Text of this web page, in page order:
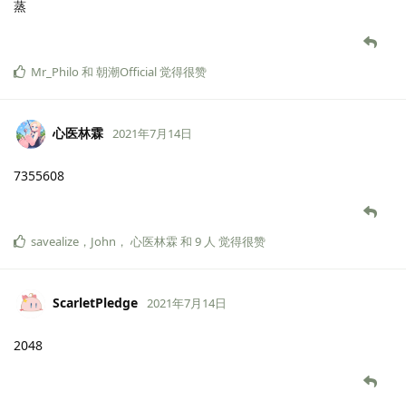
蒸
Mr_Philo 和 朝潮Official觉得很赞
心医林霖 2021年7月14日
7355608
savealize ， John ， 心医林霖 和 9 人 觉得很赞
ScarletPledge 2021年7月14日
2048